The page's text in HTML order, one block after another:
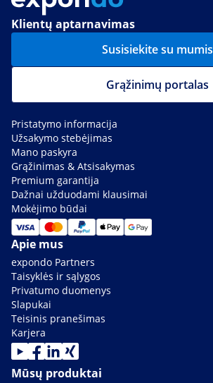
Klientų aptarnavimas
Susisiekite su mumis
Grąžinimų portalas
Pristatymo informacija
Užsakymo stebėjimas
Mano paskyra
Grąžinimas & Atsisakymas
Premium garantija
Dažnai užduodami klausimai
Mokėjimo būdai
Apie mus
expondo Partners
Taisyklės ir sąlygos
Privatumo duomenys
Slapukai
Teisinis pranešimas
Karjera
Mūsų produktai